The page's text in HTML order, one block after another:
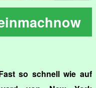
so schnell wie auf